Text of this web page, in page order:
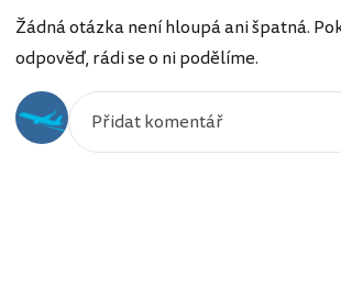
Žádná otázka není hloupá ani špatná.
odpověď, rádi se o ni podělíme.